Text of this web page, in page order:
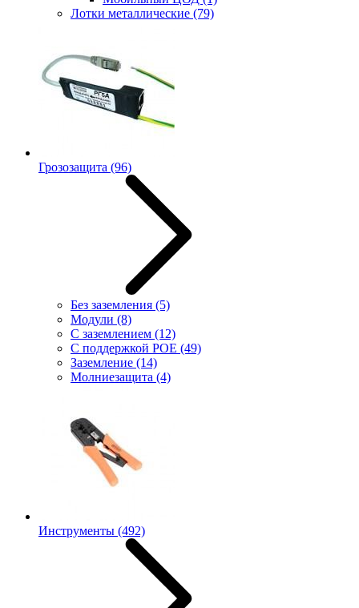
Лотки металлические (79)
Грозозащита (96)
Без заземления (5)
Модули (8)
С заземлением (12)
С поддержкой POE (49)
Заземление (14)
Молниезащита (4)
Инструменты (492)